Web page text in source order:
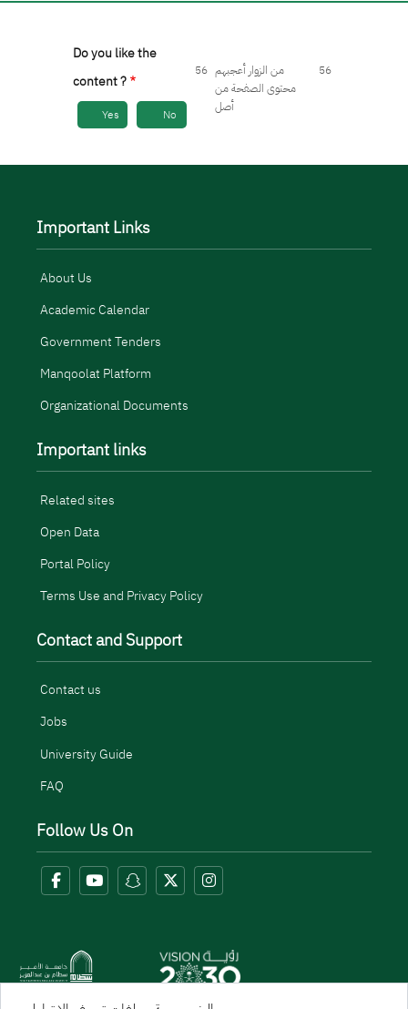
Do you like the
content ?
Yes No
56 من الزوار أعجبهم
محتوى الصفحة من
أصل
56
Important Links
About Us
Academic Calendar
Government Tenders
Manqoolat Platform
Organizational Documents
Important links
Related sites
Open Data
Portal Policy
Terms Use and Privacy Policy
Contact and Support
Contact us
Jobs
University Guide
FAQ
Follow Us On